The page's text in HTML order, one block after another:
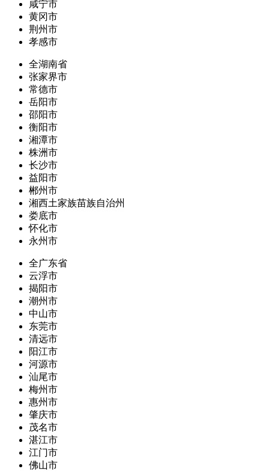
咸宁市
黄冈市
荆州市
孝感市
全湖南省
张家界市
常德市
岳阳市
邵阳市
衡阳市
湘潭市
株洲市
长沙市
益阳市
郴州市
湘西土家族苗族自治州
娄底市
怀化市
永州市
全广东省
云浮市
揭阳市
潮州市
中山市
东莞市
清远市
阳江市
河源市
汕尾市
梅州市
惠州市
肇庆市
茂名市
湛江市
江门市
佛山市